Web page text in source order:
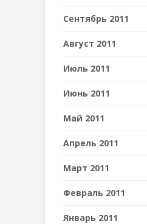
Сентябрь 2011
Август 2011
Июль 2011
Июнь 2011
Май 2011
Апрель 2011
Март 2011
Февраль 2011
Январь 2011